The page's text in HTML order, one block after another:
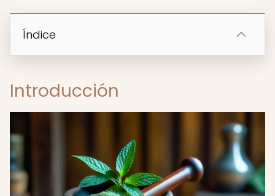
Índice
Introducción